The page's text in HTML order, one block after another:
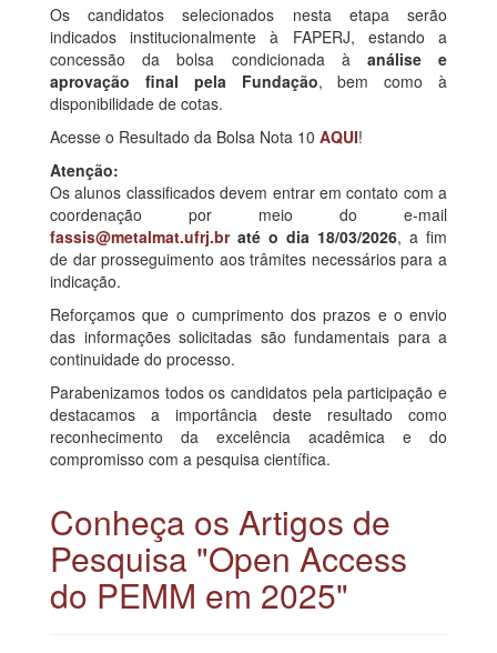
Os candidatos selecionados nesta etapa serão
indicados institucionalmente à FAPERJ, estando a
concessão da bolsa condicionada à análise e
aprovação final pela Fundação, bem como à
disponibilidade de cotas.
Acesse o Resultado da Bolsa Nota 10 AQUI!
Atenção:
Os alunos classificados devem entrar em contato com a
coordenação por meio do e-mail
fassis@metalmat.ufrj.br até o dia 18/03/2026, a fim
de dar prosseguimento aos trâmites necessários para a
indicação.
Reforçamos que o cumprimento dos prazos e o envio
das informações solicitadas são fundamentais para a
continuidade do processo.
Parabenizamos todos os candidatos pela participação e
destacamos a importância deste resultado como
reconhecimento da excelência acadêmica e do
compromisso com a pesquisa científica.
Conheça os Artigos de
Pesquisa "Open Access
do PEMM em 2025"